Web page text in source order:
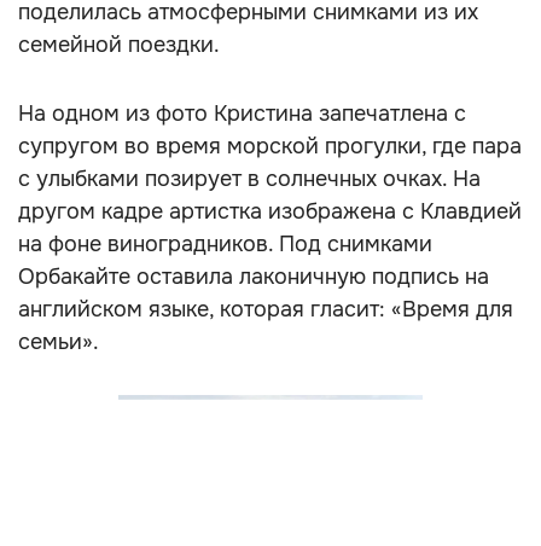
поделилась атмосферными снимками из их
семейной поездки.
На одном из фото Кристина запечатлена с
супругом во время морской прогулки, где пара
с улыбками позирует в солнечных очках. На
другом кадре артистка изображена с Клавдией
на фоне виноградников. Под снимками
Орбакайте оставила лаконичную подпись на
английском языке, которая гласит: «Время для
семьи».